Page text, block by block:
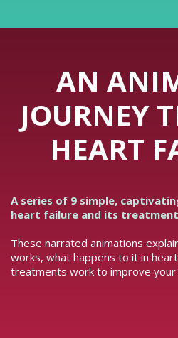
AN
JOURNEY
HEART
A series of 9 simple,
heart failure and its
These narrated animations
works, what happens to it in
treatments work to improve your